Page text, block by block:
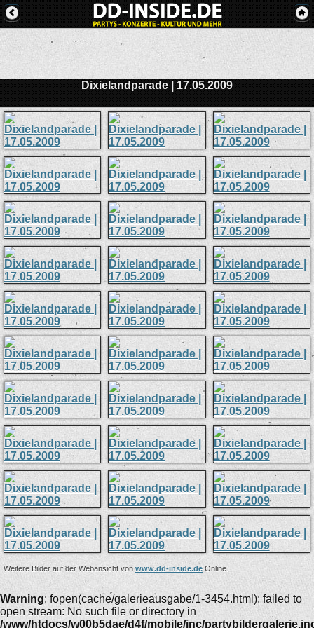
Dixielandparade | 17.05.2009
Weitere Bilder auf der Webansicht von www.dd-inside.de Online.
Warning: fopen(cache/galerieausgabe/1-3454.html): failed to
open stream: No such file or directory in
/www/htdocs/w00b5dae/d4f/mobile/inc/